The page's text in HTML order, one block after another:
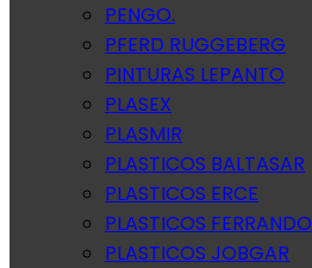
PENGO.
PFERD RUGGEBERG
PINTURAS LEPANTO
PLASEX
PLASMIR
PLASTICOS BALTASAR
PLASTICOS ERCE
PLASTICOS FERRANDO
PLASTICOS JOBGAR